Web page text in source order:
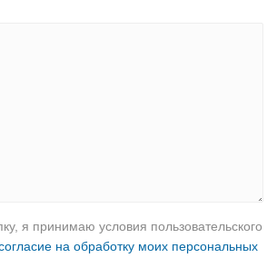
я принимаю условия пользовательского
на обработку моих персональных